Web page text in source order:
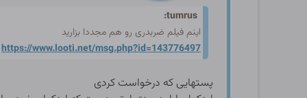
tumrus:
اینم فیلم ضربدری رو هم مجددا بزارید
https://www.looti.net/msg.php?id=143776497
پستهایی که درخواست کردی